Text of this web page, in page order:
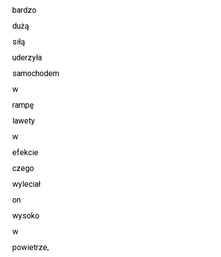
bardzo
dużą
siłą
uderzyła
samochodem
w
rampę
lawety
w
efekcie
czego
wyleciał
on
wysoko
w
powietrze,